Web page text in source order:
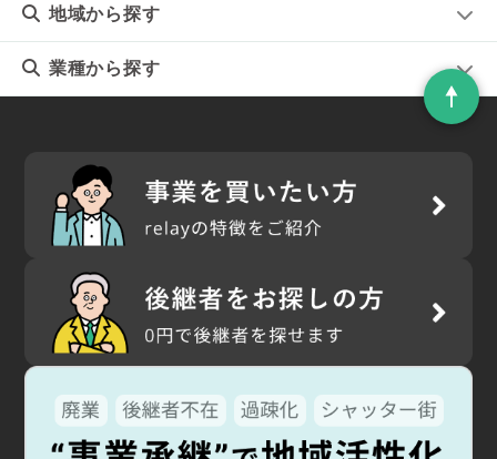
地域から探す
業種から探す